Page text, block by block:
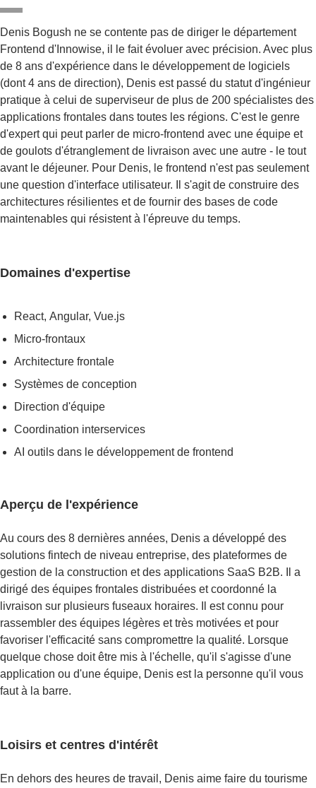
Denis Bogush ne se contente pas de diriger le département
Frontend d'Innowise, il le fait évoluer avec précision. Avec plus
de 8 ans d'expérience dans le développement de logiciels
(dont 4 ans de direction), Denis est passé du statut d'ingénieur
pratique à celui de superviseur de plus de 200 spécialistes des
applications frontales dans toutes les régions. C'est le genre
d'expert qui peut parler de micro-frontend avec une équipe et
de goulots d'étranglement de livraison avec une autre - le tout
avant le déjeuner. Pour Denis, le frontend n'est pas seulement
une question d'interface utilisateur. Il s'agit de construire des
architectures résilientes et de fournir des bases de code
maintenables qui résistent à l'épreuve du temps.
Domaines d'expertise
React, Angular, Vue.js
Micro-frontaux
Architecture frontale
Systèmes de conception
Direction d'équipe
Coordination interservices
AI outils dans le développement de frontend
Aperçu de l'expérience
Au cours des 8 dernières années, Denis a développé des
solutions fintech de niveau entreprise, des plateformes de
gestion de la construction et des applications SaaS B2B. Il a
dirigé des équipes frontales distribuées et coordonné la
livraison sur plusieurs fuseaux horaires. Il est connu pour
rassembler des équipes légères et très motivées et pour
favoriser l'efficacité sans compromettre la qualité. Lorsque
quelque chose doit être mis à l'échelle, qu'il s'agisse d'une
application ou d'une équipe, Denis est la personne qu'il vous
faut à la barre.
Loisirs et centres d'intérêt
En dehors des heures de travail, Denis aime faire du tourisme